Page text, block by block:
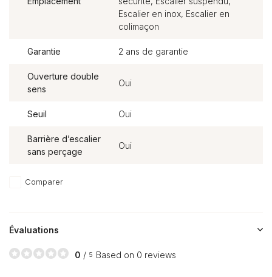
Escalier en inox, Escalier en
colimaçon
Garantie 2 ans de garantie
Ouverture double
sens
Oui
Seuil Oui
Barrière d’escalier
sans perçage
Oui
Comparer
Évaluations
0 / 5 Based on 0 reviews